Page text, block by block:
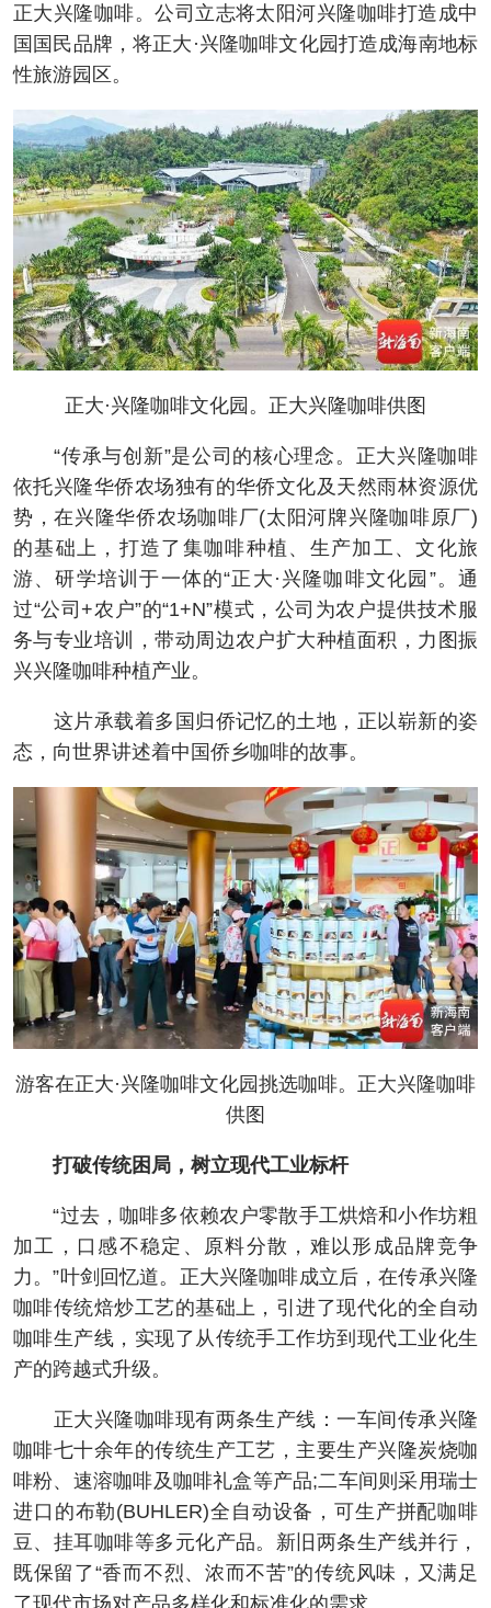
正大兴隆咖啡。公司立志将太阳河兴隆咖啡打造成中
国国民品牌，将正大·兴隆咖啡文化园打造成海南地标
性旅游园区。
正大·兴隆咖啡文化园。正大兴隆咖啡供图
“传承与创新”是公司的核心理念。正大兴隆咖啡
依托兴隆华侨农场独有的华侨文化及天然雨林资源优
势，在兴隆华侨农场咖啡厂(太阳河牌兴隆咖啡原厂)
的基础上，打造了集咖啡种植、生产加工、文化旅
游、研学培训于一体的“正大·兴隆咖啡文化园”。通
过“公司+农户”的“1+N”模式，公司为农户提供技术服
务与专业培训，带动周边农户扩大种植面积，力图振
兴兴隆咖啡种植产业。
这片承载着多国归侨记忆的土地，正以崭新的姿
态，向世界讲述着中国侨乡咖啡的故事。
游客在正大·兴隆咖啡文化园挑选咖啡。正大兴隆咖啡
供图
打破传统困局，树立现代工业标杆
“过去，咖啡多依赖农户零散手工烘焙和小作坊粗
加工，口感不稳定、原料分散，难以形成品牌竞争
力。”叶剑回忆道。正大兴隆咖啡成立后，在传承兴隆
咖啡传统焙炒工艺的基础上，引进了现代化的全自动
咖啡生产线，实现了从传统手工作坊到现代工业化生
产的跨越式升级。
正大兴隆咖啡现有两条生产线：一车间传承兴隆
咖啡七十余年的传统生产工艺，主要生产兴隆炭烧咖
啡粉、速溶咖啡及咖啡礼盒等产品;二车间则采用瑞士
进口的布勒(BUHLER)全自动设备，可生产拼配咖啡
豆、挂耳咖啡等多元化产品。新旧两条生产线并行，
既保留了“香而不烈、浓而不苦”的传统风味，又满足
了现代市场对产品多样化和标准化的需求。